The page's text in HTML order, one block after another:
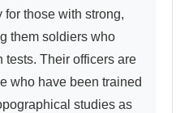
for those with strong,
them soldiers who
tests. Their officers are
who have been trained
studies as